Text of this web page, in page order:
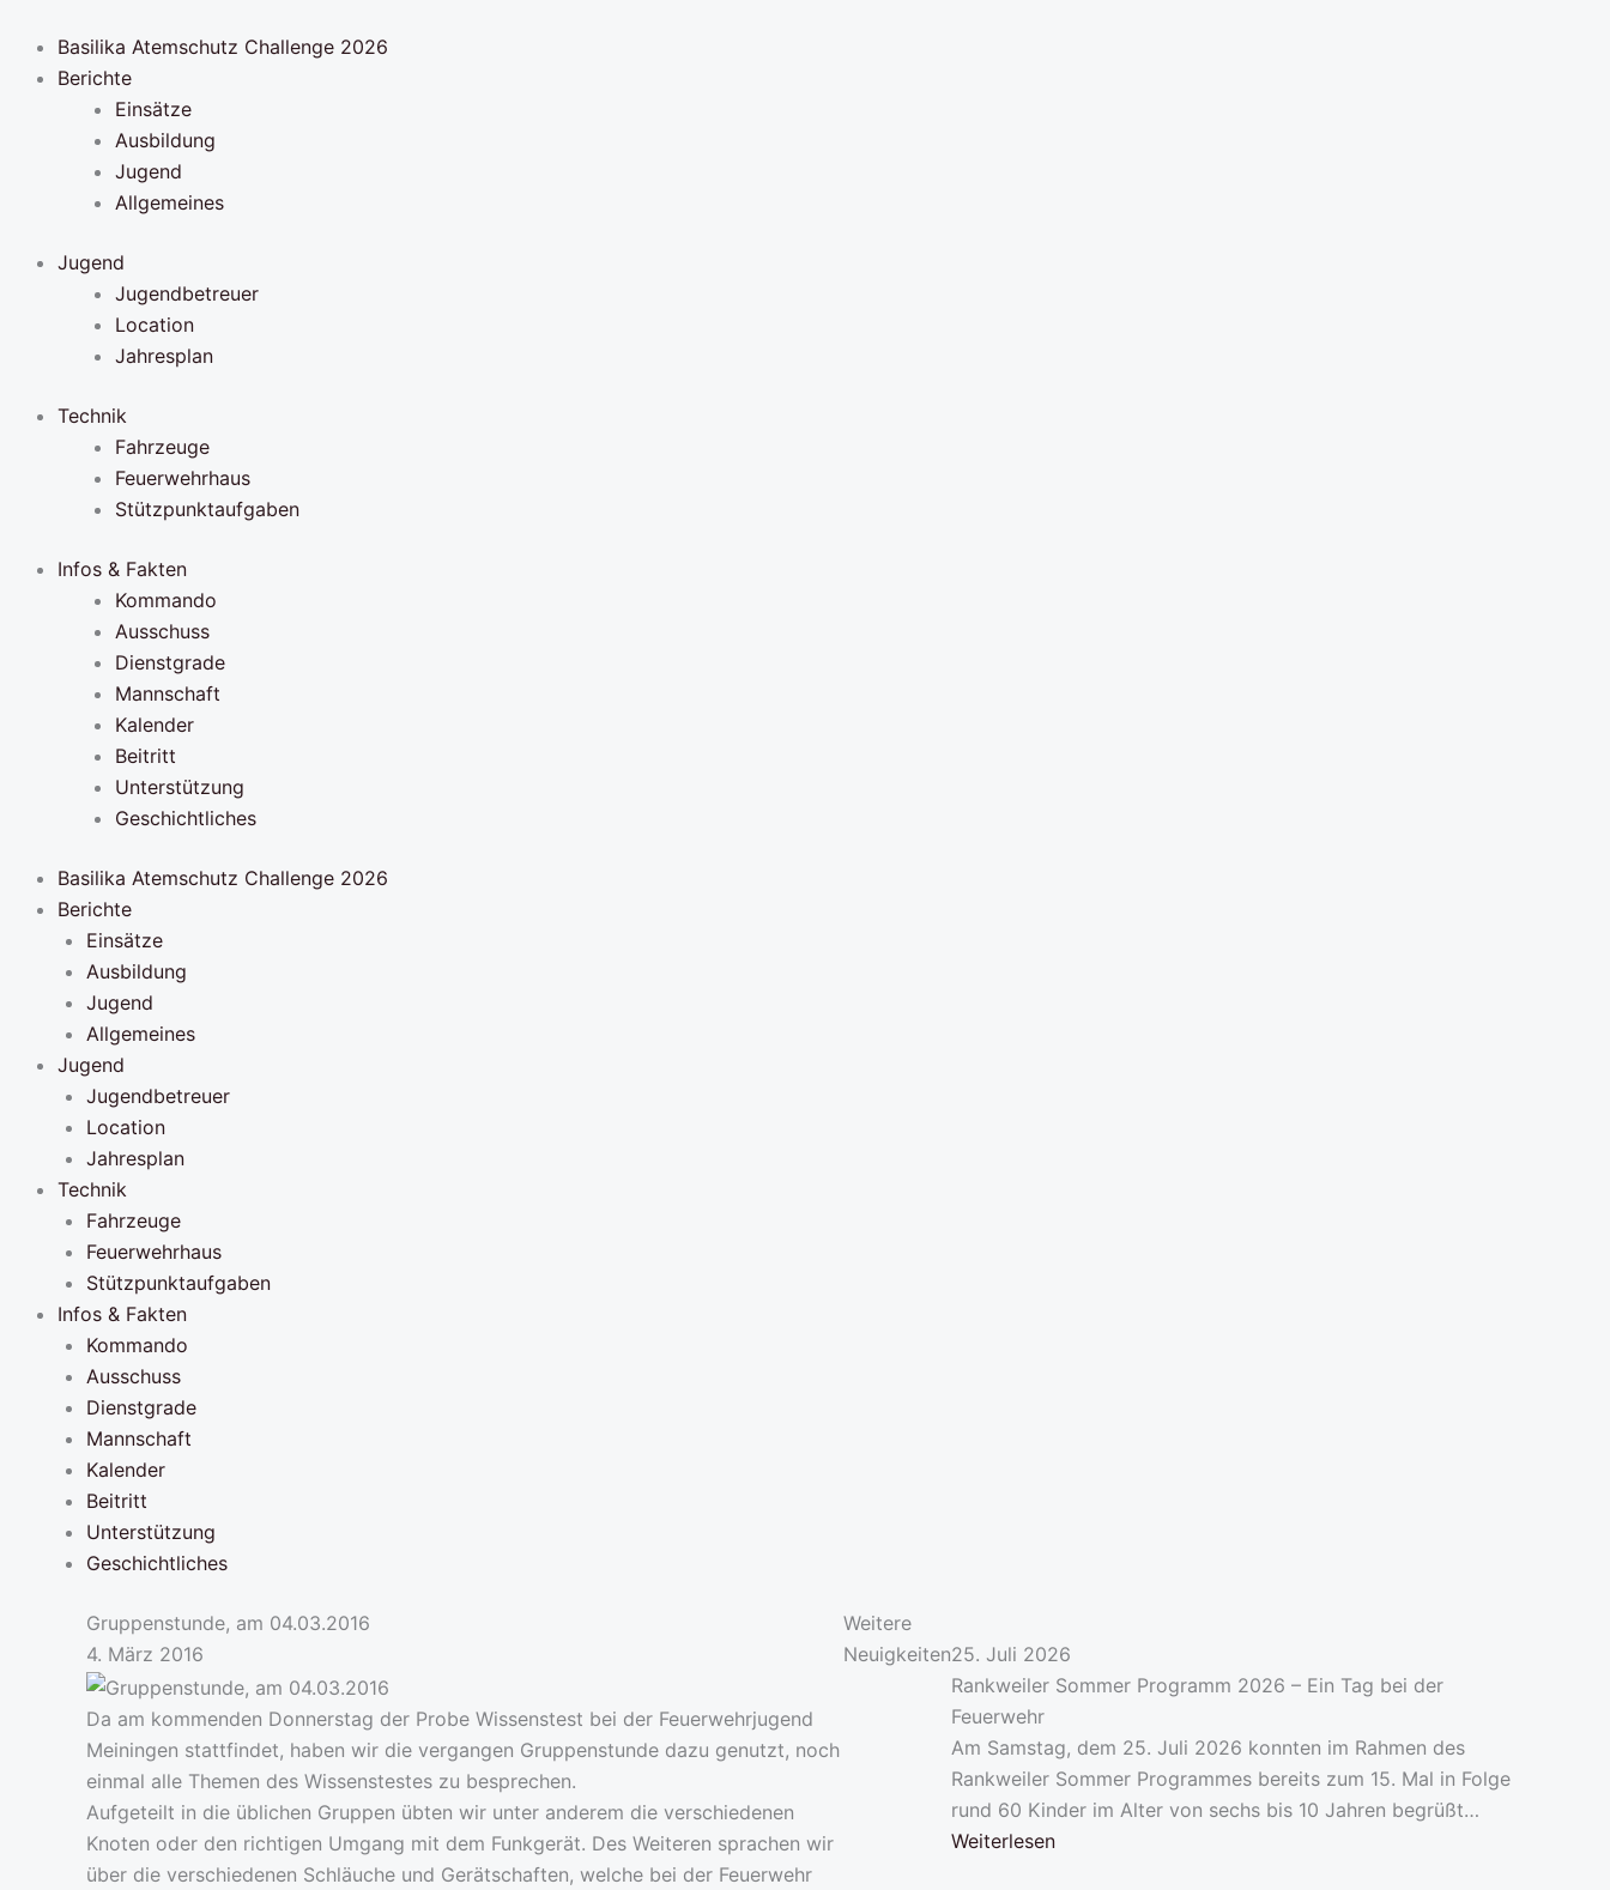
Inhalt
springen
Basilika Atemschutz Challenge 2026
Berichte
Einsätze
Ausbildung
Jugend
Allgemeines
Jugend
Jugendbetreuer
Location
Jahresplan
Technik
Fahrzeuge
Feuerwehrhaus
Stützpunktaufgaben
Infos & Fakten
Kommando
Ausschuss
Dienstgrade
Mannschaft
Kalender
Beitritt
Unterstützung
Geschichtliches
Basilika Atemschutz Challenge 2026
Berichte
Einsätze
Ausbildung
Jugend
Allgemeines
Jugend
Jugendbetreuer
Location
Jahresplan
Technik
Fahrzeuge
Feuerwehrhaus
Stützpunktaufgaben
Infos & Fakten
Kommando
Ausschuss
Dienstgrade
Mannschaft
Kalender
Beitritt
Unterstützung
Geschichtliches
Gruppenstunde, am 04.03.2016
4. März 2016
Da am kommenden Donnerstag der Probe Wissenstest bei der Feuerwehrjugend
Meiningen stattfindet, haben wir die vergangen Gruppenstunde dazu genutzt, noch
einmal alle Themen des Wissenstestes zu besprechen.
Aufgeteilt in die üblichen Gruppen übten wir unter anderem die verschiedenen
Knoten oder den richtigen Umgang mit dem Funkgerät. Des Weiteren sprachen wir
über die verschiedenen Schläuche und Gerätschaften, welche bei der Feuerwehr
Weitere
Neuigkeiten25. Juli 2026
Rankweiler Sommer Programm 2026 – Ein Tag bei der
Feuerwehr
Am Samstag, dem 25. Juli 2026 konnten im Rahmen des
Rankweiler Sommer Programmes bereits zum 15. Mal in Folge
rund 60 Kinder im Alter von sechs bis 10 Jahren begrüßt…
Weiterlesen